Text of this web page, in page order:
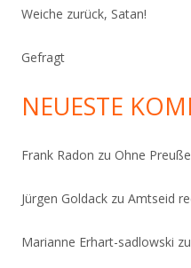
Weiche zurück, Satan!
Gefragt
NEUESTE
Frank Radon zu Ohne
Jürgen Goldack zu Amtseid
Marianne Erhart-sadlowski zu